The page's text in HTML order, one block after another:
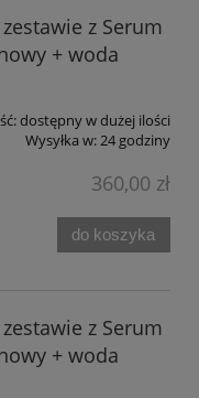
z Serum
+ woda
dostępny w dużej ilości
Wysyłka w:24 godziny
360,00 zł
do koszyka
z Serum
+ woda